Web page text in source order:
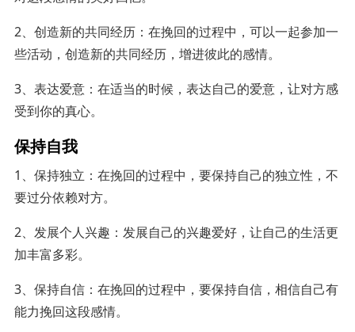
2、创造新的共同经历：在挽回的过程中，可以一起参加一
些活动，创造新的共同经历，增进彼此的感情。
3、表达爱意：在适当的时候，表达自己的爱意，让对方感
受到你的真心。
保持自我
1、保持独立：在挽回的过程中，要保持自己的独立性，不
要过分依赖对方。
2、发展个人兴趣：发展自己的兴趣爱好，让自己的生活更
加丰富多彩。
3、保持自信：在挽回的过程中，要保持自信，相信自己有
能力挽回这段感情。